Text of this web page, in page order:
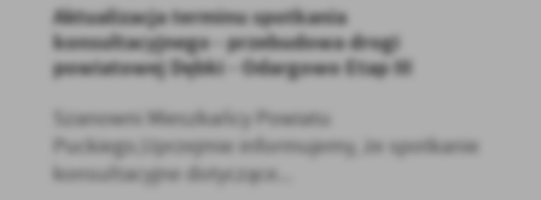
Aktualizacja terminu spotkania
konsultacyjnego - przebudowa drogi
powiatowej Dębki - Odargowo Etap III
Szanowni Mieszkańcy Powiatu
Puckiego,Uprzejmie informujemy, że spotkanie
konsultacyjne dotyczące...